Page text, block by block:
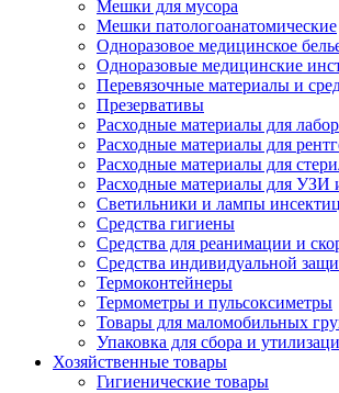
Мешки для мусора
Мешки патологоанатомические
Одноразовое медицинское
Одноразовые медицинские
Перевязочные материалы и
Презервативы
Расходные материалы для
Расходные материалы для
Расходные материалы для
Расходные материалы для
Светильники и лампы
Средства гигиены
Средства для реанимации и
Средства индивидуальной
Термоконтейнеры
Термометры и пульсоксиметры
Товары для маломобильных
Упаковка для сбора и
Хозяйственные товары
Гигиенические товары